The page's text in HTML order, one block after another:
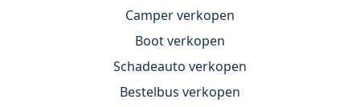
Camper verkopen
Boot verkopen
Schadeauto verkopen
Bestelbus verkopen